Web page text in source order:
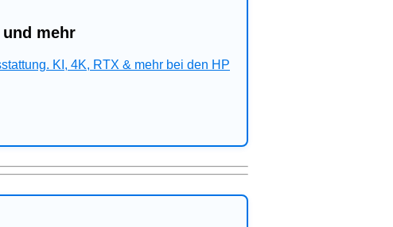
und mehr
KI, 4K, RTX & mehr bei den HP